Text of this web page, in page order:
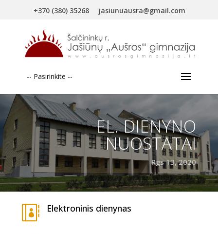
+370 (380) 35268 jasiunuausra@gmail.com
-- Pasirinkite --
EL. DIENYNO
NUOSTATAI
Rgs 13, 2020
 Elektroninis dienynas